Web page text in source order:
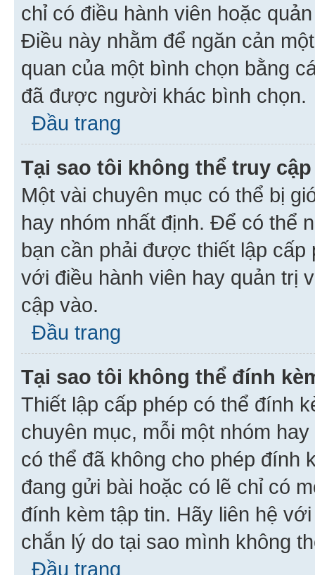
chỉ có điều hành viên hoặc
Điều này nhằm để ngăn cản
quan của một bình chọn bằng
đã được người khác bình chọn.
Đầu trang
Tại sao tôi không thể truy
Một vài chuyên mục có thể bị
hay nhóm nhất định. Để có thể
bạn cần phải được thiết lập
với điều hành viên hay quản trị
cập vào.
Đầu trang
Tại sao tôi không thể đính
Thiết lập cấp phép có thể đính
chuyên mục, mỗi một nhóm
có thể đã không cho phép đính
đang gửi bài hoặc có lẽ chỉ có
đính kèm tập tin. Hãy liên hệ
chắn lý do tại sao mình không
Đầu trang